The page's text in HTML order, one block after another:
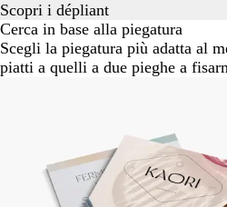
Scopri i dépliant
Cerca in base alla piegatura
Scegli la piegatura più adatta al
piatti a quelli a due pieghe a